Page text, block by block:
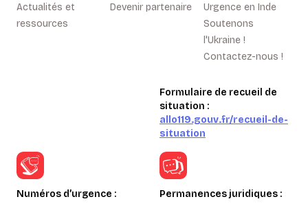
Actualités et
ressources
Devenir partenaire
Urgence en Inde
Soutenons
l'Ukraine !
Contactez-nous !
Formulaire de recueil de
situation :
allo119.gouv.fr/recueil-de-
situation
Numéros d’urgence : Permanences juridiques :